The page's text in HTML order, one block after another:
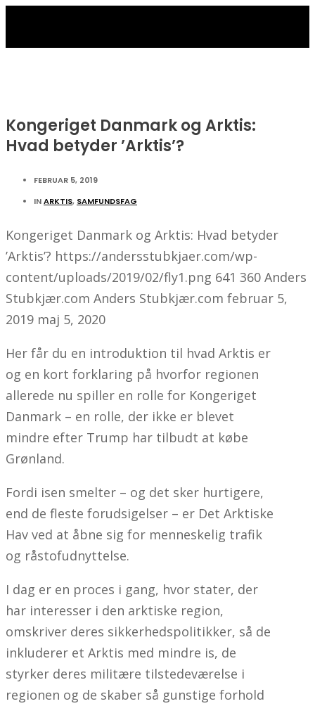
Kongeriget Danmark og Arktis:
Hvad betyder ’Arktis’?
FEBRUAR 5, 2019
INARKTIS, SAMFUNDSFAG
Kongeriget Danmark og Arktis: Hvad betyder
’Arktis’? https://andersstubkjaer.com/wp-
content/uploads/2019/02/fly1.png 641 360 Anders
Stubkjær.com Anders Stubkjær.com februar 5,
2019 maj 5, 2020
Her får du en introduktion til hvad Arktis er
og en kort forklaring på hvorfor regionen
allerede nu spiller en rolle for Kongeriget
Danmark – en rolle, der ikke er blevet
mindre efter Trump har tilbudt at købe
Grønland.
Fordi isen smelter – og det sker hurtigere,
end de fleste forudsigelser – er Det Arktiske
Hav ved at åbne sig for menneskelig trafik
og råstofudnyttelse.
I dag er en proces i gang, hvor stater, der
har interesser i den arktiske region,
omskriver deres sikkerhedspolitikker, så de
inkluderer et Arktis med mindre is, de
styrker deres militære tilstedeværelse i
regionen og de skaber så gunstige forhold